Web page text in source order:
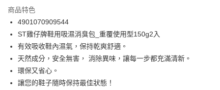
合作金庫商業銀行
華南商業銀行
上海商業儲蓄銀行
台北富邦商業銀行
國泰世華商業銀行
兆豐國際商業銀行
臺灣中小企業銀行
台中商業銀行
匯豐（台灣）商業銀行
聯邦商業銀行
元大商業銀行
LINE Pay
Apple Pay
街口支付
商品特色
4901070909544
ST雞仔牌鞋用吸濕消臭包_重覆使用型150g2入
有效吸收鞋內濕氣，保持乾爽舒適。
天然成分，安全無害， 消除異味，讓每一步都充滿清新。
環保又省心。
讓您的鞋子隨時保持最佳狀態！